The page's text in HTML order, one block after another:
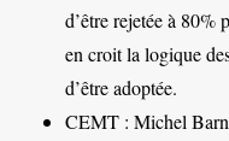
d’être rejetée à 80%
en croit la logique
d’être adoptée.
CEMT : Michel